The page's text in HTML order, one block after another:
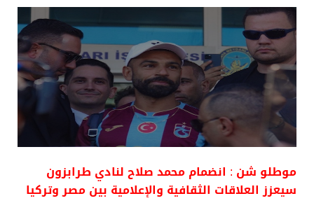
موطلو شن : انضمام محمد صلاح لنادي طرابزون
سيعزز العلاقات الثقافية والإعلامية بين مصر وتركيا